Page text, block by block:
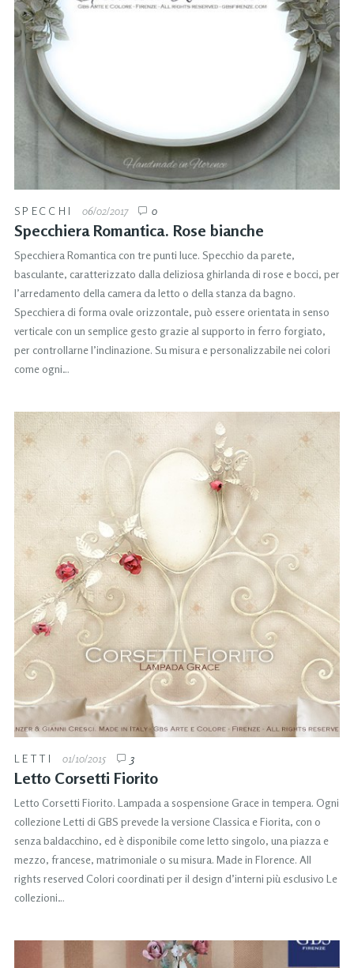
SPECCHI 06/02/2017 0
Specchiera Romantica. Rose bianche
Specchiera Romantica con tre punti luce. Specchio da parete,
basculante, caratterizzato dalla deliziosa ghirlanda di rose e bocci, per
l’arredamento della camera da letto o della stanza da bagno.
Specchiera di forma ovale orizzontale, può essere orientata in senso
verticale con un semplice gesto grazie al supporto in ferro forgiato,
per controllarne l’inclinazione. Su misura e personalizzabile nei colori
come ogni…
LETTI 01/10/2015 3
Letto Corsetti Fiorito
Letto Corsetti Fiorito. Lampada a sospensione Grace in tempera. Ogni
collezione Letti di GBS prevede la versione Classica e Fiorita, con o
senza baldacchino, ed è disponibile come letto singolo, una piazza e
mezzo, francese, matrimoniale o su misura. Made in Florence. All
rights reserved Colori coordinati per il design d’interni più esclusivo Le
collezioni…